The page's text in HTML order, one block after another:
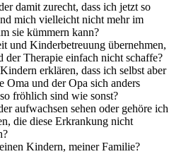
damit zurecht, dass ich jetzt so
mich vielleicht nicht mehr im
sie kümmern kann?
und Kinderbetreuung übernehmen,
der Therapie einfach nicht schaffe?
erklären, dass ich selbst aber
Oma und der Opa sich anders
fröhlich sind wie sonst?
aufwachsen sehen oder gehöre ich
die diese Erkrankung nicht
Kindern, meiner Familie?